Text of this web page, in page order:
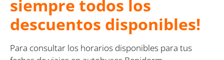
siempre todos los
descuentos disponibles!
Para consultar los horarios disponibles para tus